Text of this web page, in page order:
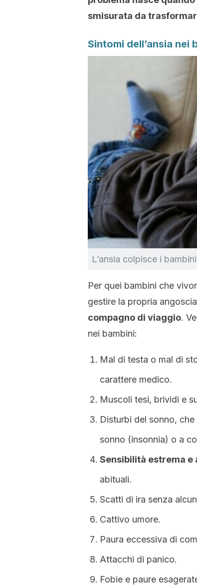
smisurata da
Sintomi dell’ansia nei
L’ansia colpisce i
Per quei bambini che
gestire la propria
compagno di viaggio.
nei bambini:
Mal di testa o mal di
carattere medico.
Muscoli tesi, brividi e
Disturbi del sonno,
sonno (insonnia) o a
Sensibilità estrema e
abituali.
Scatti di ira senza
Cattivo umore.
Paura eccessiva di
Attacchi di panico.
Fobie e paure